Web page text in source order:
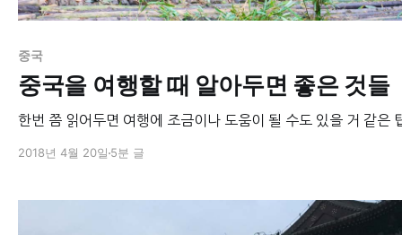
중국
중국을 여행할 때 알아두면 좋은 것들
한번 쯤 읽어두면 여행에 조금이나 도움이 될 수도 있을 거 같은
2018년 4월 20일 5분 글